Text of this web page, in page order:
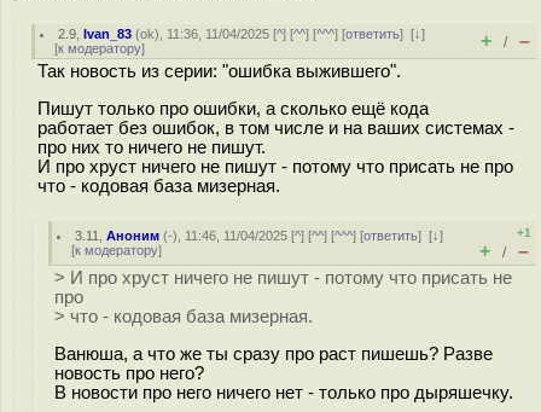
2.9 ,Ivan_83 (ok), 11:36, 11/04/2025 [^] [^^] [^^^] [ответить][↓]
[к модератору] + / –
Так новость из серии: "ошибка выжившего".
Пишут только про ошибки, а сколько ещё кода
работает без ошибок, в том числе и на ваших системах -
про них то ничего не пишут.
И про хруст ничего не пишут - потому что присать не про
что - кодовая база мизерная.
3.11 ,Аноним (-), 11:46, 11/04/2025 [^] [^^] [^^^] [ответить][↓]
[к модератору]
+1
+ / –
> И про хруст ничего не пишут - потому что присать не
про
> что - кодовая база мизерная.
Ванюша, а что же ты сразу про раст пишешь? Разве
новость про него?
В новости про него ничего нет - только про дыряшечку.